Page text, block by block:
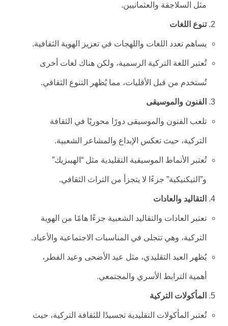
مثل السلاجقة والعثمانيين.
تنوع اللغات
يساهم تعدد اللغات واللهجات في تعزيز الهوية الثقافية.
تُعتبر اللغة التركية الرسمية، ولكن هناك لغات أخرى
تُستخدم من قبل الأقليات، مما يُظهر التنوع الثقافي.
الفنون والموسيقى
تلعب الفنون والموسيقى دورًا محوريًا في الثقافة
التركية، حيث تعكس الإبداع والمشاعر الشعبية.
تُعتبر الأنماط الموسيقية التقليدية مثل “الهيبزيك”
و”التيكنيكية” جزءًا لا يتجزأ من التراث الثقافي.
التقاليد والعادات
تعتبر العادات والتقاليد الشعبية جزءًا هامًا من الهوية
التركية، وهي تتجلى في المناسبات الاجتماعية والأعياد.
يُظهر العيد التقليدي، مثل عيد الأضحى وعيد الفطر،
أهمية الترابط الأسري والمجتمعي.
المأكولات التركية
تُعتبر المأكولات التقليدية تجسيدًا للثقافة التركية، حيث